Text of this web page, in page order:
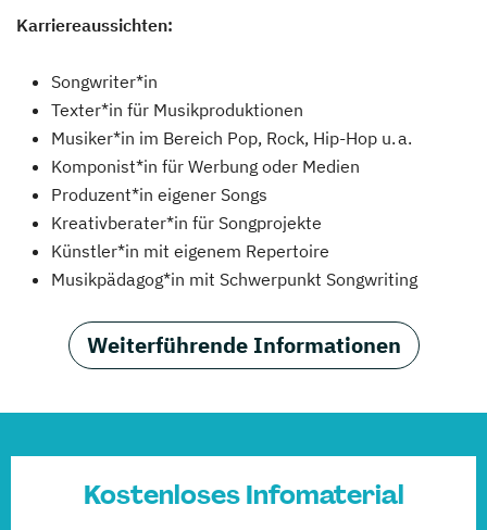
Karriereaussichten:
Songwriter*in
Texter*in für Musikproduktionen
Musiker*in im Bereich Pop, Rock, Hip-Hop u. a.
Komponist*in für Werbung oder Medien
Produzent*in eigener Songs
Kreativberater*in für Songprojekte
Künstler*in mit eigenem Repertoire
Musikpädagog*in mit Schwerpunkt Songwriting
Weiterführende Informationen
Kostenloses Infomaterial